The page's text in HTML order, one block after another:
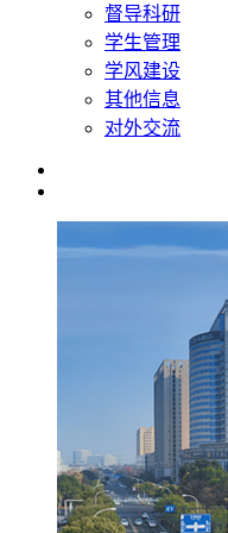
督导科研
学生管理
学风建设
其他信息
对外交流